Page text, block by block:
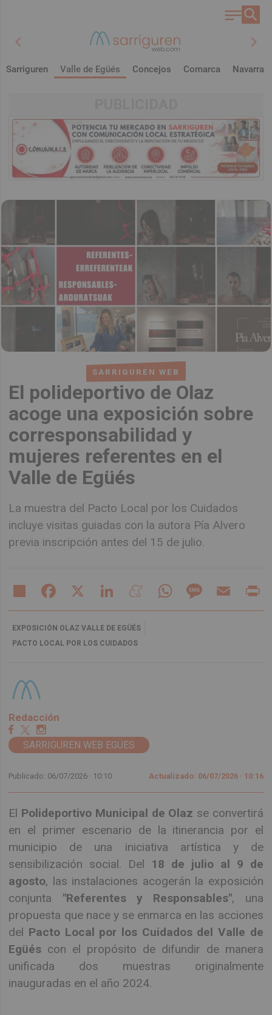
chevron_left chevron_right
Sarriguren Valle de Egüés Concejos Comarca Navarra
SARRIGUREN WEB
El polideportivo de Olaz
acoge una exposición sobre
corresponsabilidad y
mujeres referentes en el
Valle de Egüés
La muestra del Pacto Local por los Cuidados
incluye visitas guiadas con la autora Pía Alvero
previa inscripción antes del 15 de julio.
Share Facebook LinkedIn MeneameWhatsAppMessageEmail
EXPOSICIÓN OLAZ VALLE DE EGÜÉS
PACTO LOCAL POR LOS CUIDADOS
Redacción
SARRIGUREN WEB EGÜES
Publicado: 06/07/2026 · 10:10 Actualizado: 06/07/2026 · 10:16
El Polideportivo Municipal de Olaz se convertirá
en el primer escenario de la itinerancia por el
municipio de una iniciativa artística y de
sensibilización social. Del 18 de julio al 9 de
agosto, las instalaciones acogerán la exposición
conjunta "Referentes y Responsables", una
propuesta que nace y se enmarca en las acciones
del Pacto Local por los Cuidados del Valle de
Egüés con el propósito de difundir de manera
unificada dos muestras originalmente
inauguradas en el año 2024.